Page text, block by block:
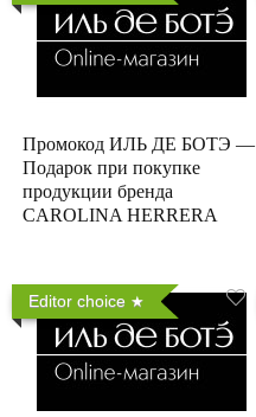
Промокод ИЛЬ ДЕ БОТЭ —
Подарок при покупке
продукции бренда
CAROLINA HERRERA
Editor choice